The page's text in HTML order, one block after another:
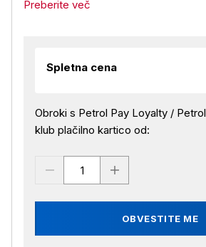
Preberite več
Spletna cena
Obroki s Petrol Pay Loyalty / Petrol
klub plačilno kartico od:
OBVESTITE ME